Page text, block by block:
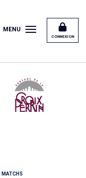
CONNEXION
MENU
MATCHS